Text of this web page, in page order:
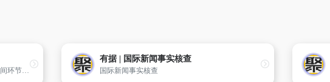
人保官网直销省更多，安全有保障，无中间环节，其他保险产品更优惠。优质理赔服务，享受与线下同等理赔服务，更可拥有网上投保专属特色服务；全国10万个网点，30万个专业理赔服务人员。方便快捷，条款、金额公开透明，自助选择，轻松对比，我的保险我做主。优惠享不停，网购保险，享受更多惊喜优惠,尽在PICC中国人保官网
有据 | 国际新闻事实核查
国际新闻事实核查